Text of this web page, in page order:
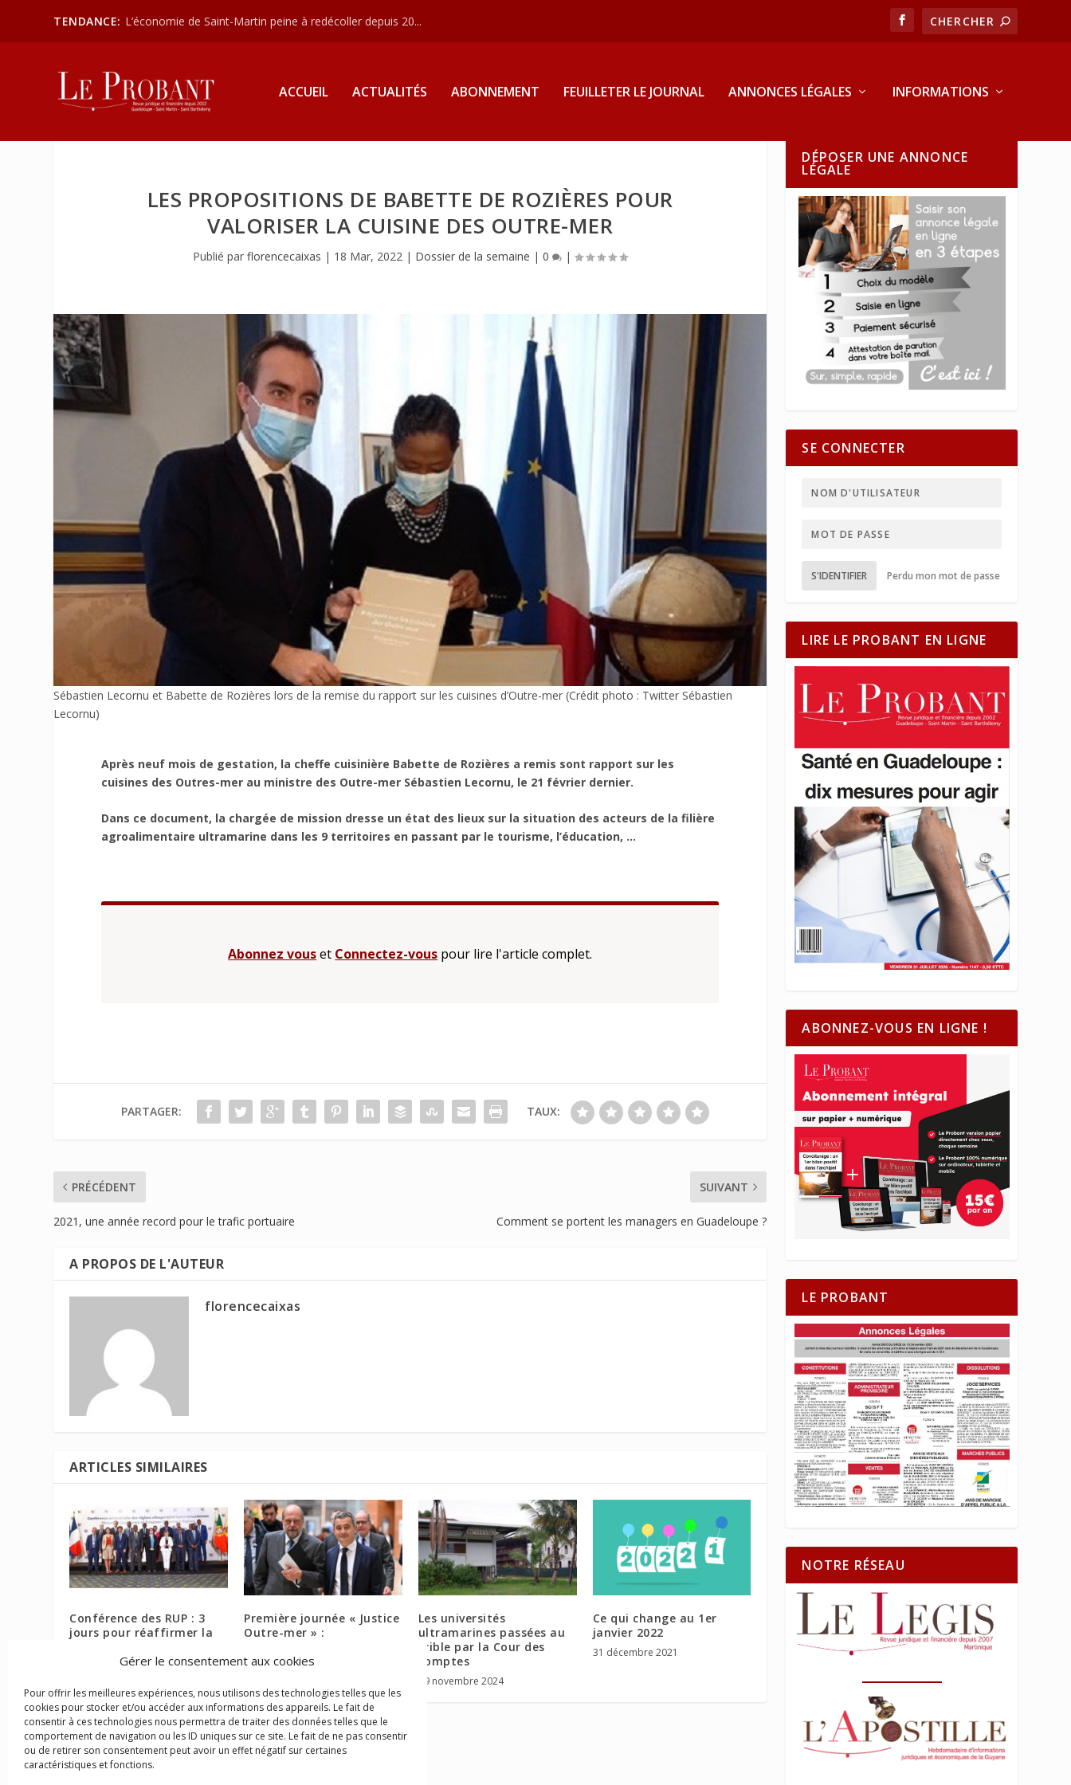
Gérer le consentement aux cookies
Pour offrir les meilleures expériences, nous utilisons des technologies telles que les
cookies pour stocker et/ou accéder aux informations des appareils. Le fait de
consentir à ces technologies nous permettra de traiter des données telles que le
comportement de navigation ou les ID uniques sur ce site. Le fait de ne pas consentir
ou de retirer son consentement peut avoir un effet négatif sur certaines
caractéristiques et fonctions.
TENDANCE: L’économie de Saint-Martin peine à redécoller depuis 20...
ACCUEIL ACTUALITÉS ABONNEMENT FEUILLETER LE JOURNAL ANNONCES LÉGALES INFORMATIONS
LES PROPOSITIONS DE BABETTE DE ROZIÈRES POUR
VALORISER LA CUISINE DES OUTRE-MER
Publié parflorencecaixas | 18 Mar, 2022 | Dossier de la semaine |0 |
Sébastien Lecornu et Babette de Rozières lors de la remise du rapport sur les cuisines d’Outre-mer (Crédit photo : Twitter Sébastien
Lecornu)
Après neuf mois de gestation, la cheffe cuisinière Babette de Rozières a remis sont rapport sur les
cuisines des Outres-mer au ministre des Outre-mer Sébastien Lecornu, le 21 février dernier.
Dans ce document, la chargée de mission dresse un état des lieux sur la situation des acteurs de la filière
agroalimentaire ultramarine dans les 9 territoires en passant par le tourisme, l’éducation, ...
Abonnez vouset Connectez-vous pour lire l'article complet.
PARTAGER: TAUX:
PRÉCÉDENT
2021, une année record pour le trafic portuaire
SUIVANT
Comment se portent les managers en Guadeloupe ?
A PROPOS DE L'AUTEUR
florencecaixas
ARTICLES SIMILAIRES
Conférence des RUP : 3
jours pour réaffirmer la
sein de l’UE
Première journée « Justice
Outre-mer » :
de route
Les universités
ultramarines passées au
crible par la Cour des
comptes
29 novembre 2024
Ce qui change au 1er
janvier 2022
31 décembre 2021
DÉPOSER UNE ANNONCE
LÉGALE
SE CONNECTER
S'IDENTIFIER Perdu mon mot de passe
LIRE LE PROBANT EN LIGNE
ABONNEZ-VOUS EN LIGNE !
LE PROBANT
NOTRE RÉSEAU